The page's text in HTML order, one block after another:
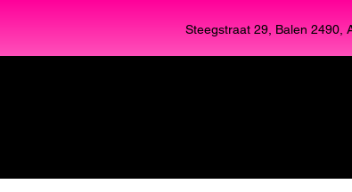
Steegstraat 29, Balen 2490,